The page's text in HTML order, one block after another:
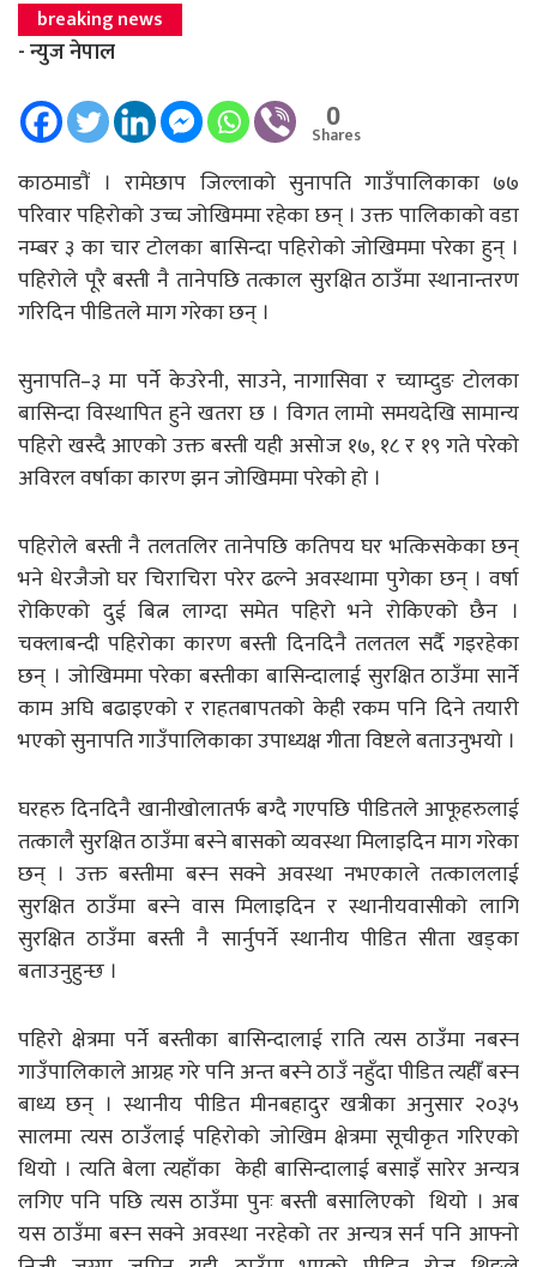
breaking news
- न्युज नेपाल
0
Shares
काठमाडाैं । रामेछाप जिल्लाको सुनापति गाउँपालिकाका ७७
परिवार पहिरोको उच्च जोखिममा रहेका छन् । उक्त पालिकाको वडा
नम्बर ३ का चार टोलका बासिन्दा पहिरोको जोखिममा परेका हुन् ।
पहिरोले पूरै बस्ती नै तानेपछि तत्काल सुरक्षित ठाउँमा स्थानान्तरण
गरिदिन पीडितले माग गरेका छन् ।
सुनापति–३ मा पर्ने केउरेनी, साउने, नागासिवा र च्याम्दुङ टोलका
बासिन्दा विस्थापित हुने खतरा छ । विगत लामो समयदेखि सामान्य
पहिरो खस्दै आएको उक्त बस्ती यही असोज १७, १८ र १९ गते परेको
अविरल वर्षाका कारण झन जोखिममा परेको हो ।
पहिरोले बस्ती नै तलतलिर तानेपछि कतिपय घर भत्किसकेका छन्
भने धेरजैजो घर चिराचिरा परेर ढल्ने अवस्थामा पुगेका छन् । वर्षा
रोकिएको दुई बित्न लाग्दा समेत पहिरो भने रोकिएको छैन ।
चक्लाबन्दी पहिरोका कारण बस्ती दिनदिनै तलतल सर्दै गइरहेका
छन् । जोखिममा परेका बस्तीका बासिन्दालाई सुरक्षित ठाउँमा सार्ने
काम अघि बढाइएको र राहतबापतको केही रकम पनि दिने तयारी
भएको सुनापति गाउँपालिकाका उपाध्यक्ष गीता विष्टले बताउनुभयो ।
घरहरु दिनदिनै खानीखोलातर्फ बग्दै गएपछि पीडितले आफूहरुलाई
तत्कालै सुरक्षित ठाउँमा बस्ने बासको व्यवस्था मिलाइदिन माग गरेका
छन् । उक्त बस्तीमा बस्न सक्ने अवस्था नभएकाले तत्काललाई
सुरक्षित ठाउँमा बस्ने वास मिलाइदिन र स्थानीयवासीको लागि
सुरक्षित ठाउँमा बस्ती नै सार्नुपर्ने स्थानीय पीडित सीता खड्का
बताउनुहुन्छ ।
पहिरो क्षेत्रमा पर्ने बस्तीका बासिन्दालाई राति त्यस ठाउँमा नबस्न
गाउँपालिकाले आग्रह गरे पनि अन्त बस्ने ठाउँ नहुँदा पीडित त्यहीँ बस्न
बाध्य छन् । स्थानीय पीडित मीनबहादुर खत्रीका अनुसार २०३५
सालमा त्यस ठाउँलाई पहिरोको जोखिम क्षेत्रमा सूचीकृत गरिएको
थियो । त्यति बेला त्यहाँका केही बासिन्दालाई बसाइँ सारेर अन्यत्र
लगिए पनि पछि त्यस ठाउँमा पुनः बस्ती बसालिएको थियो । अब
यस ठाउँमा बस्न सक्ने अवस्था नरहेको तर अन्यत्र सर्न पनि आफ्नो